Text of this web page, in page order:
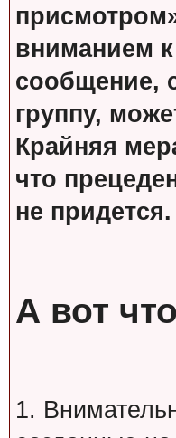
вниманием
сообщение,
группу,
Крайняя
что
не придется.
А вот
1.